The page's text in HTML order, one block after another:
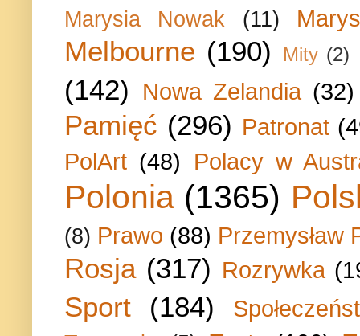
Marysia Nowak (11)
Melbourne (190) Mity (2)
(142) Nowa Zelandia (32)
Pamięć (296) Patronat
PolArt (48) Polacy w
Polonia (1365)
(8) Prawo (88) Przemysław
Rosja (317) Rozrywka
Sport (184)